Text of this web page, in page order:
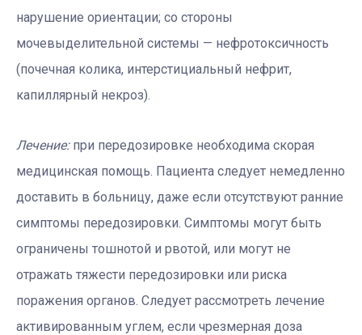
нарушение ориентации; со стороны
мочевыделительной системы — нефротоксичность
(почечная колика, интерстициальный нефрит,
капиллярный некроз).
Лечение:при передозировке необходима скорая
медицинская помощь. Пациента следует немедленно
доставить в больницу, даже если отсутствуют ранние
симптомы передозировки. Симптомы могут быть
ограничены тошнотой и рвотой, или могут не
отражать тяжести передозировки или риска
поражения органов. Следует рассмотреть лечение
активированным углем, если чрезмерная доза